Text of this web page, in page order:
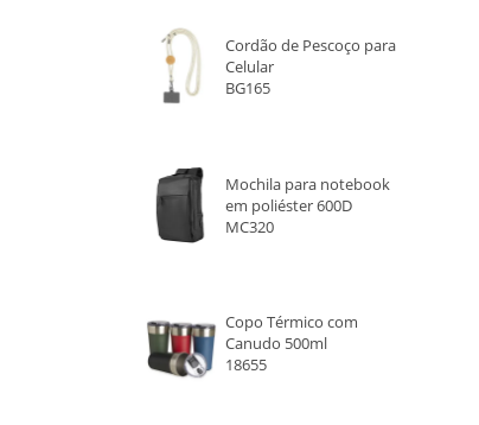
Cordão de Pescoço para
Celular
BG165
Mochila para notebook
em poliéster 600D
MC320
Copo Térmico com
Canudo 500ml
18655